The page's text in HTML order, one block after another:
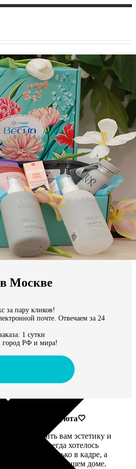
миру
Москве
за пару кликов!
почте. Отвечаем за 24
1 сутки
РФ и мира!
красоты и уюта🤍
дарить вам эстетику и
Но нам всегда хотелось
жила не только в кадре, а
в ленте, но и в вашем доме.